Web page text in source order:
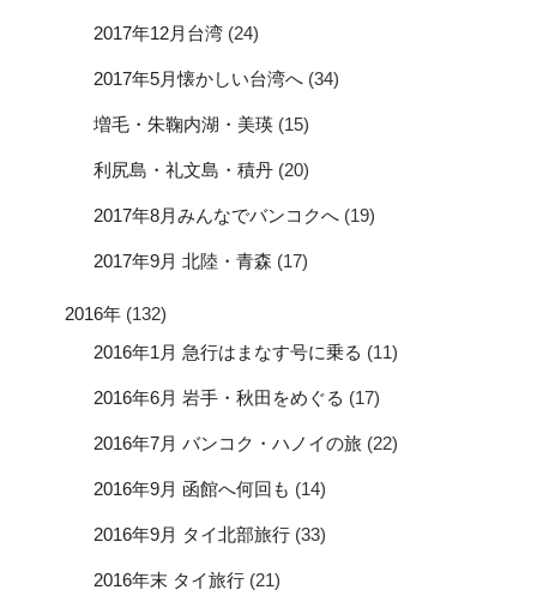
2017年12月台湾 (24)
2017年5月懐かしい台湾へ (34)
増毛・朱鞠内湖・美瑛 (15)
利尻島・礼文島・積丹 (20)
2017年8月みんなでバンコクへ (19)
2017年9月 北陸・青森 (17)
2016年 (132)
2016年1月 急行はまなす号に乗る (11)
2016年6月 岩手・秋田をめぐる (17)
2016年7月 バンコク・ハノイの旅 (22)
2016年9月 函館へ何回も (14)
2016年9月 タイ北部旅行 (33)
2016年末 タイ旅行 (21)